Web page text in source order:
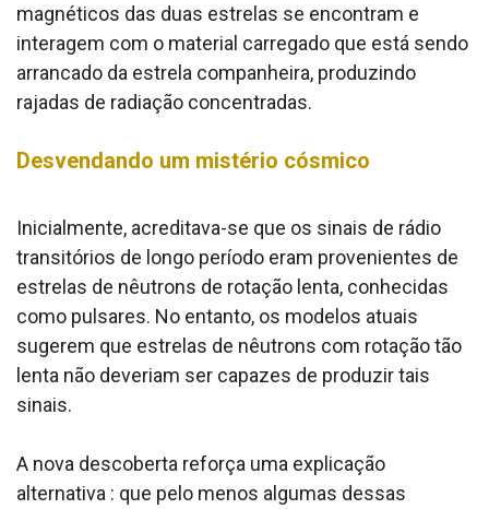
magnéticos das duas estrelas se encontram e
interagem com o material carregado que está sendo
arrancado da estrela companheira, produzindo
rajadas de radiação concentradas.
Desvendando um mistério cósmico
Inicialmente, acreditava-se que os sinais de rádio
transitórios de longo período eram provenientes de
estrelas de nêutrons de rotação lenta, conhecidas
como pulsares. No entanto, os modelos atuais
sugerem que estrelas de nêutrons com rotação tão
lenta não deveriam ser capazes de produzir tais
sinais.
A nova descoberta reforça uma explicação
alternativa : que pelo menos algumas dessas